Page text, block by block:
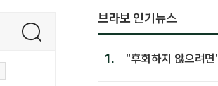
브라보 인기뉴스
1.
"후회하지 않으려